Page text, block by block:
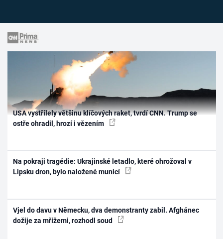
USA vystřílely většinu klíčových raket, tvrdí CNN. Trump se
ostře ohradil, hrozí i vězením
Na pokraji tragédie: Ukrajinské letadlo, které ohrožoval v
Lipsku dron, bylo naložené municí
Vjel do davu v Německu, dva demonstranty zabil. Afghánec
dožije za mřížemi, rozhodl soud